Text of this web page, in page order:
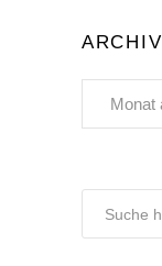
ARCHIV
Archiv